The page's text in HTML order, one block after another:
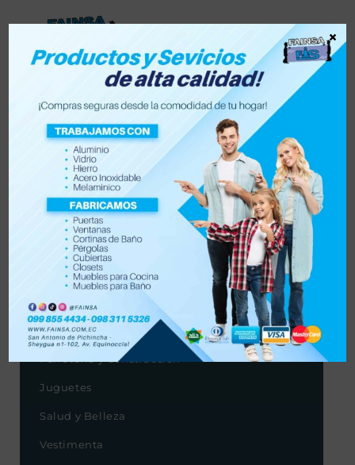
Lista de deseos
0
Tienda
Accesorios para vehículo y moto
Accesorios de hogar
Electrónica
Ferretería y Construcción
Juguetes
Salud y Belleza
Vestimenta
×